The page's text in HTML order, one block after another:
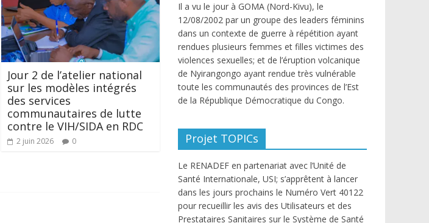
Jour 2 de l’atelier national
sur les modèles intégrés
des services
communautaires de lutte
contre le VIH/SIDA en RDC
2 juin 2026 0
Il a vu le jour à GOMA (Nord-Kivu), le
12/08/2002 par un groupe des leaders féminins
dans un contexte de guerre à répétition ayant
rendues plusieurs femmes et filles victimes des
violences sexuelles; et de l’éruption volcanique
de Nyirangongo ayant rendue très vulnérable
toute les communautés des provinces de l’Est
de la République Démocratique du Congo.
Projet TOPICs
Le RENADEF en partenariat avec l’Unité de
Santé Internationale, USI; s’apprêtent à lancer
dans les jours prochains le Numéro Vert 40122
pour recueillir les avis des Utilisateurs et des
Prestataires Sanitaires sur le Système de Santé